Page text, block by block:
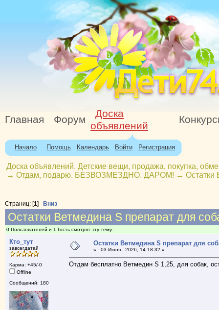
Главная Форум
Доска
объявлений
Начало Помощь Календарь Войти Регистрация
Доска объявлений. Детские вещи, продажа, покупка,
→ Отдам, подарю. БЕЗВОЗМЕЗДНО. ДАРОМ! → Остатки
Страниц: [1] Вниз
Остатки Ветмедина S препарат для
0 Пользователей и 1 Гость смотрят эту тему.
Кто_тут
завсегдатай
Карма: +45/-0
Offline
Сообщений: 180
Остатки Ветмедина S препарат для
« :03 Июня , 2026, 14:18:32 »
Отдам бесплатно Ветмедин S 1,25, для собак,